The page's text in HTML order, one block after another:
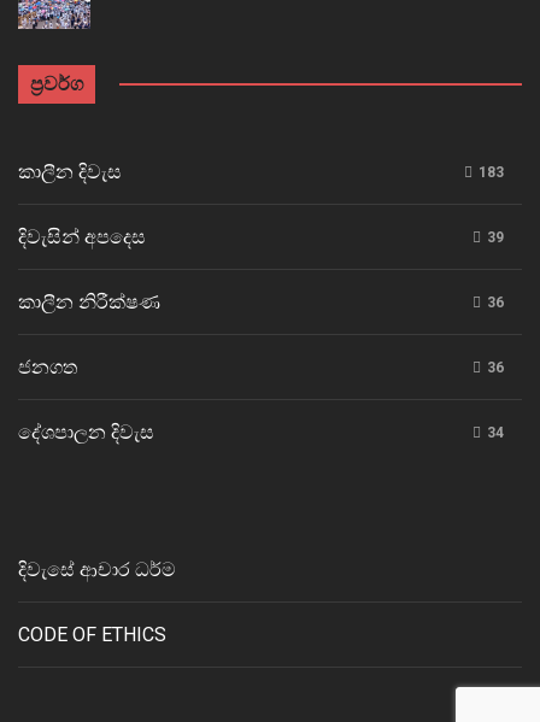
ප්‍රවර්ග
කාලීන දිවැස 183
දිවැසින් අපදෙස 39
කාලීන නිරීක්ෂණ 36
ජනගත 36
දේශපාලන දිවැස 34
දිවැසේ ආචාර ධර්ම
CODE OF ETHICS